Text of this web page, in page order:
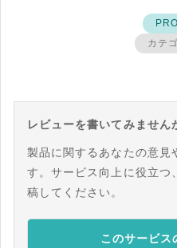
カテ
レビューを書いてみません
製品に関するあなたの意見
す。サービス向上に役立つ
稿してください。
このサービス